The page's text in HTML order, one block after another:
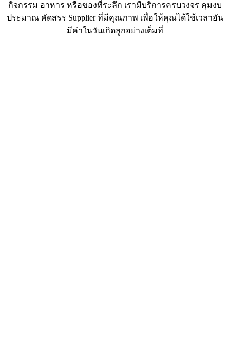
กิจกรรม อาหาร หรือของที่ระลึก เรามีบริการครบวงจร คุมงบ
ประมาณ คัดสรร Supplier ที่มีคุณภาพ เพื่อให้คุณได้ใช้เวลาอัน
มีค่าในวันเกิดลูกอย่างเต็มที่